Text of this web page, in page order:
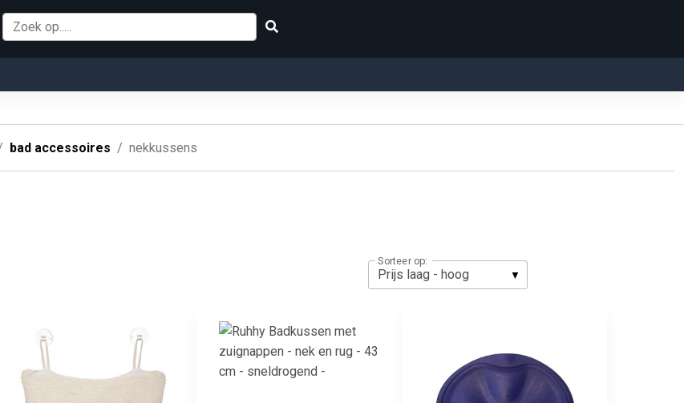
bad accessoires nekkussens
Sorteer op: